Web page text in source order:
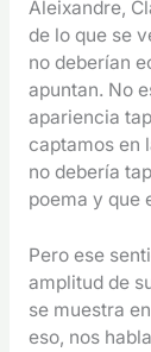
Aleixandre,
de lo que se
no deberían
apuntan. No
apariencia
captamos en
no debería
poema y que
Pero ese
amplitud de
se muestra
eso, nos